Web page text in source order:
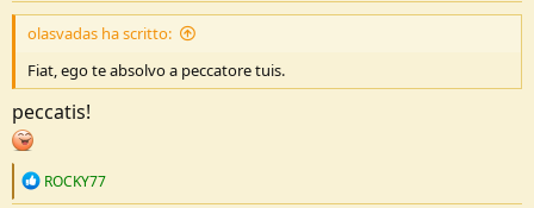
olasvadas ha scritto:
Fiat, ego te absolvo a peccatore tuis.
peccatis!
R
ROCKY77